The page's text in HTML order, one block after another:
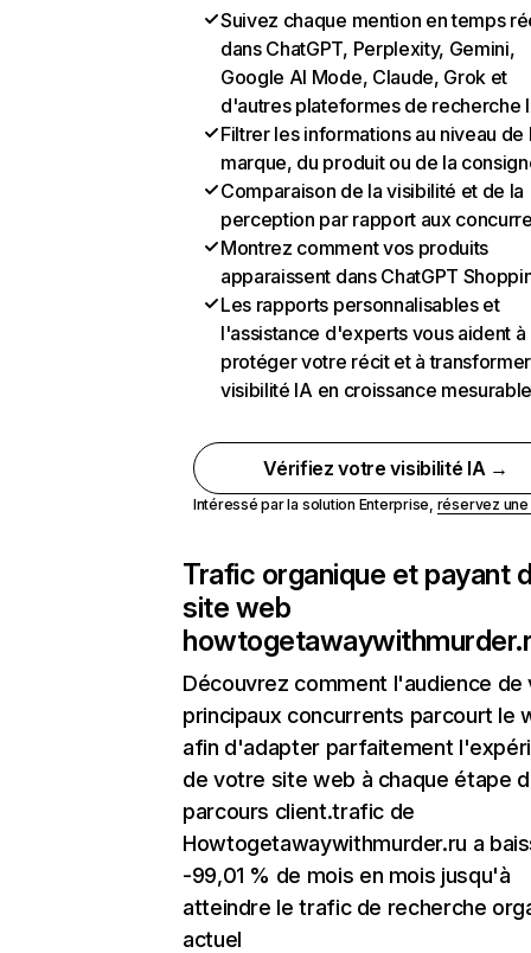
Suivez chaque mention en temps
dans ChatGPT, Perplexity, Gemini,
Google AI Mode, Claude, Grok et
d'autres plateformes de recherche
Filtrer les informations au niveau de
marque, du produit ou de la
Comparaison de la visibilité et de la
perception par rapport aux
Montrez comment vos produits
apparaissent dans ChatGPT
Les rapports personnalisables et
l'assistance d'experts vous aident à
protéger votre récit et à
visibilité IA en croissance
Vérifiez votre visibilité IA →
Intéressé par la solution Enterprise, réservez
Trafic organique et payant
site web
Découvrez comment l'audience de
principaux concurrents parcourt le
afin d'adapter parfaitement
de votre site web à chaque étape
parcours client.trafic de
Howtogetawaywithmurder.ru a
-99,01 % de mois en mois jusqu'à
atteindre le trafic de recherche
actuel